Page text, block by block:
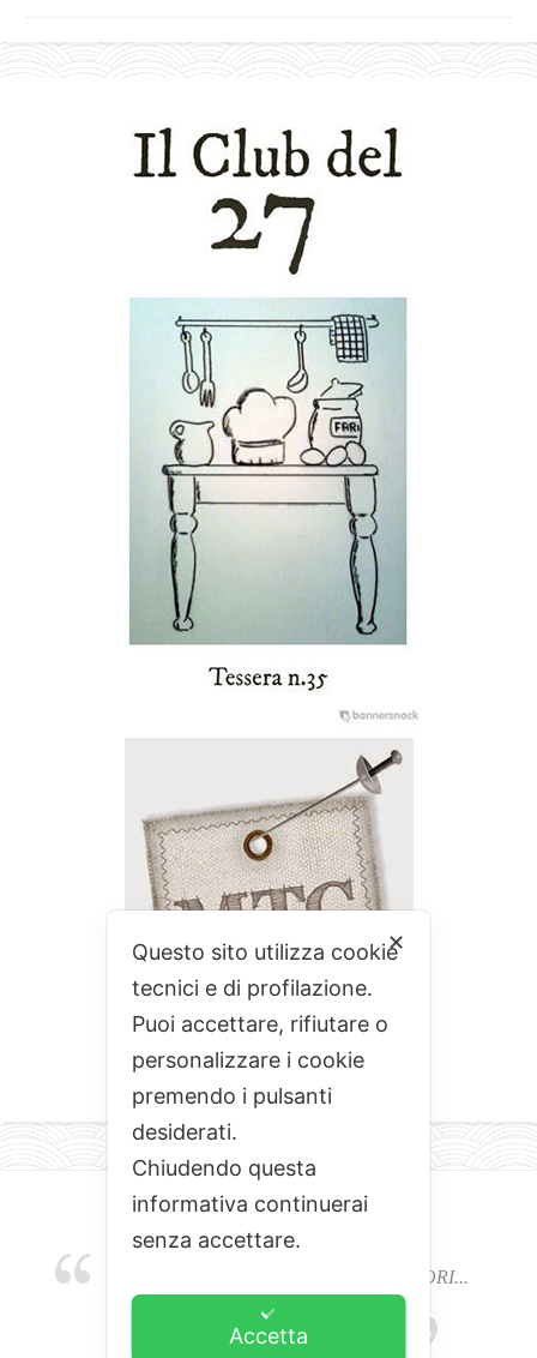
EMOZIONI, COLORI, ODORI E SAPORI...
L'ALCHIMIA DEL BUON CIBO
✕
Questo sito utilizza cookie
tecnici e di profilazione.
Puoi accettare, rifiutare o
personalizzare i cookie
premendo i pulsanti
desiderati.
Chiudendo questa
informativa continuerai
senza accettare.
Accetta